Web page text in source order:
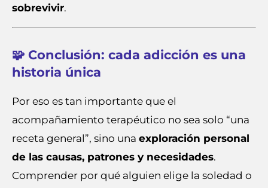
sobrevivir.
🧩 Conclusión: cada adicción es una
historia única
Por eso es tan importante que el
acompañamiento terapéutico no sea solo “una
receta general”, sino una exploración personal
de las causas, patrones y necesidades.
Comprender por qué alguien elige la soledad o